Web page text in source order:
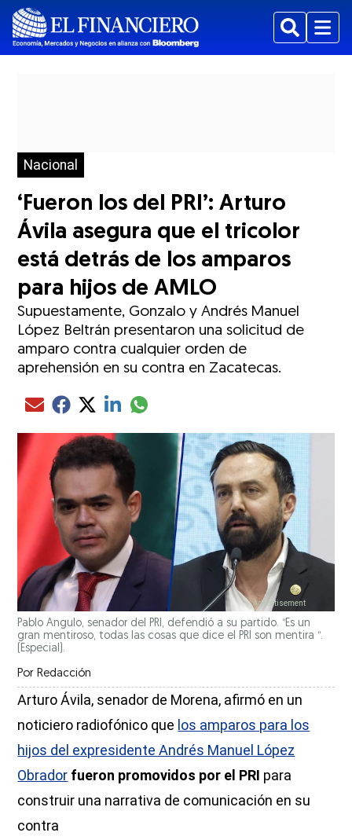
BuscarMenu
Nacional
‘Fueron los del PRI’: Arturo
Ávila asegura que el tricolor
está detrás de los amparos
para hijos de AMLO
Supuestamente, Gonzalo y Andrés Manuel
López Beltrán presentaron una solicitud de
amparo contra cualquier orden de
aprehensión en su contra en Zacatecas.
Compartir el artículo actual mediante Email
Compartir el artículo actual mediante Facebook
Compartir el artículo actual mediante Twitter
Compartir el artículo actual mediante LinkedIn
Compartir el artículo actual mediante
Pablo Angulo, senador del PRI, defendió a su partido. “Es un
gran mentiroso, todas las cosas que dice el PRI son mentira “.
(Especial).
Por Redacción
Arturo Ávila, senador de Morena, afirmó en un
noticiero radiofónico que los amparos para los
hijos del expresidente Andrés Manuel López
Obrador fueron promovidos por el PRI para
construir una narrativa de comunicación en su
contra